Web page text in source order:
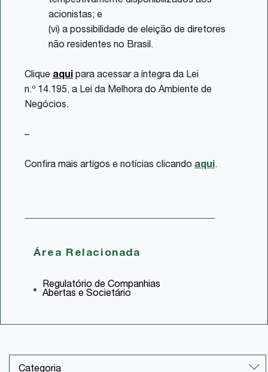
acionistas; e
(vi) a possibilidade de eleição de diretores
não residentes no Brasil.
Clique aqui para acessar a íntegra da Lei
n.º 14.195, a Lei da Melhora do Ambiente de
Negócios.
–
Confira mais artigos e notícias clicando aqui.
Área Relacionada
Regulatório de Companhias
Abertas e Societário